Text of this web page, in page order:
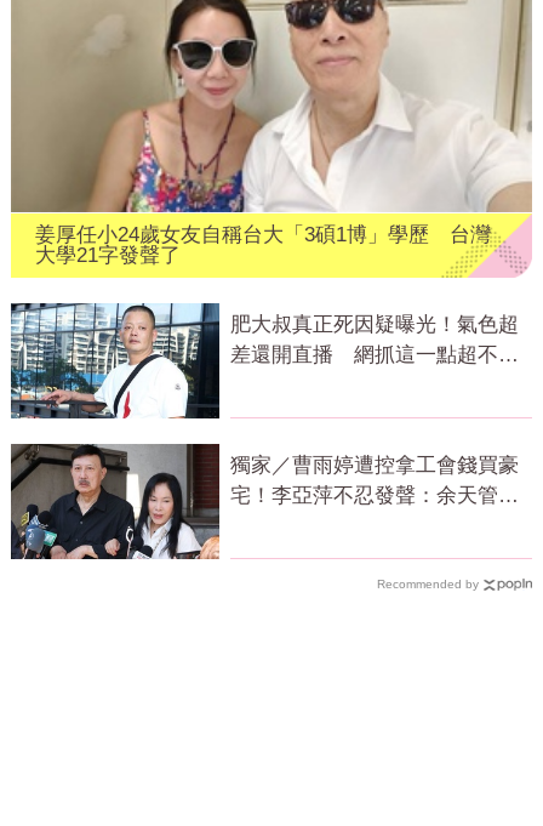
姜厚任小24歲女友自稱台大「3碩1博」學歷 台灣
大學21字發聲了
肥大叔真正死因疑曝光！氣色超
差還開直播 網抓這一點超不合
獨家／曹雨婷遭控拿工會錢買豪
宅！李亞萍不忍發聲：余天管工
Recommended by